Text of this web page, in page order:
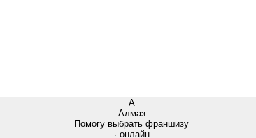
А
Алмаз
Помогу выбрать франшизу
· онлайн